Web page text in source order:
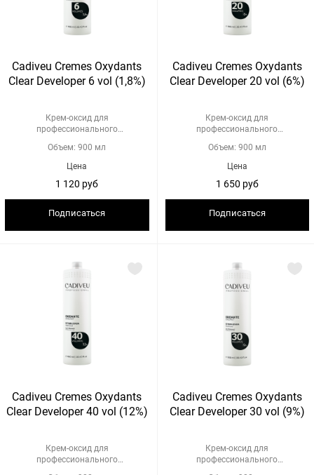
120
Cadiveu Cremes Oxydants
Clear Developer 6 vol (1,8%)
Крем-оксид для
профессионального
Объем: 900 мл
Цена
1 120 руб
Подписаться
Cadiveu Cremes Oxydants
Clear Developer 20 vol (6%)
Крем-оксид для
профессионального
Объем: 900 мл
Цена
1 650 руб
Подписаться
Cadiveu Cremes Oxydants
Clear Developer 40 vol (12%)
Крем-оксид для
профессионального
Cadiveu Cremes Oxydants
Clear Developer 30 vol (9%)
Крем-оксид для
профессионального